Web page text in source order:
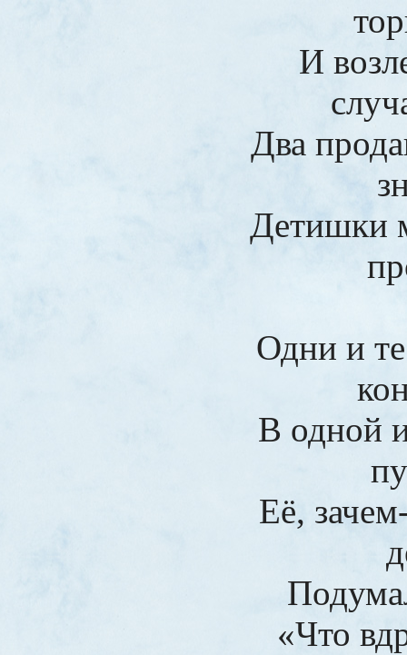
И
Два
Детишки
Одни и
В одной
Её,
«Что